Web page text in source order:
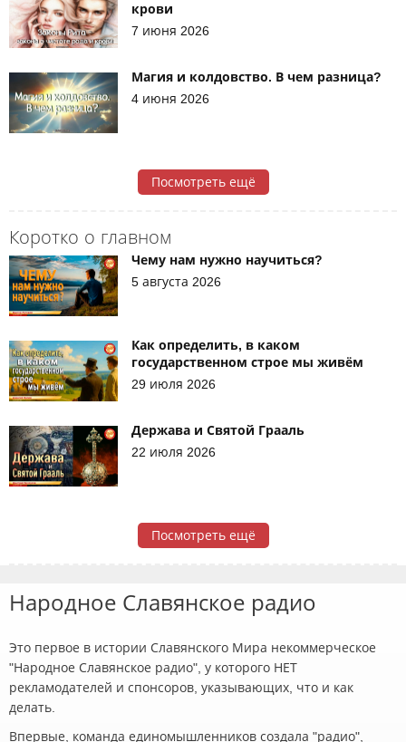
Коротко о главном
Чему нам нужно научиться?
5 августа 2026
Как определить, в каком
государственном строе мы живём
29 июля 2026
Держава и Святой Грааль
22 июля 2026
Посмотреть ещё
крови
7 июня 2026
Магия и колдовство. В чем разница?
4 июня 2026
Посмотреть ещё
Народное Славянское радио
Это первое в истории Славянского Мира некоммерческое
"Народное Славянское радио", у которого НЕТ
рекламодателей и спонсоров, указывающих, что и как
делать.
Впервые, команда единомышленников создала "радио",